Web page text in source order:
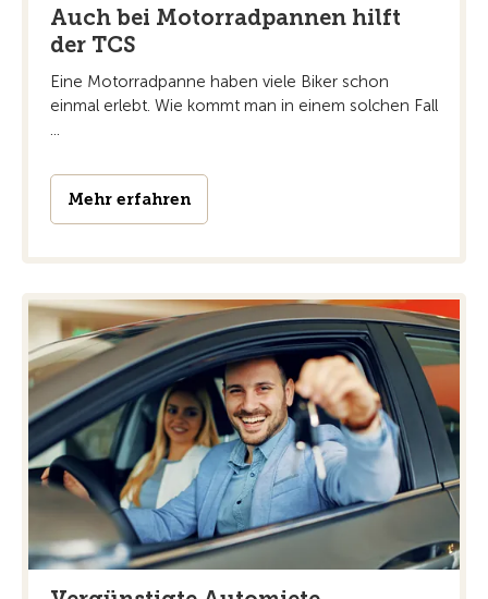
Auch bei Motorradpannen hilft
der TCS
Eine Motorradpanne haben viele Biker schon
einmal erlebt. Wie kommt man in einem solchen Fall
...
Mehr erfahren